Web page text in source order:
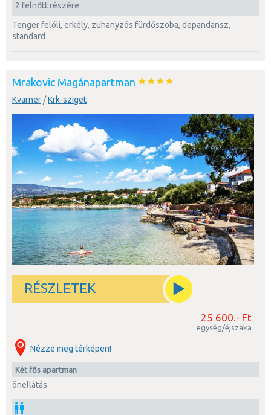
2 felnőtt részére
tenger felöli, erkély, zuhanyzós fürdőszoba, depandansz,
standard
Mrakovic Magánapartman
Kvarner/Krk-sziget
RÉSZLETEK
25 600.- Ft
egység/éjszaka
Nézze meg térképen!
két fős apartman
önellátás